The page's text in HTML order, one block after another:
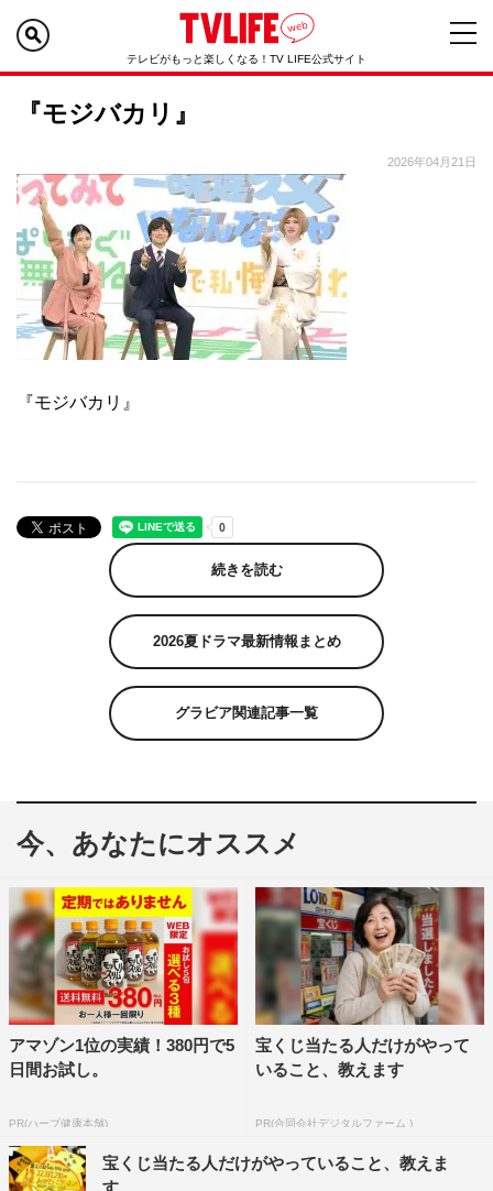
テレビがもっと楽しくなる！TV LIFE公式サイト
『モジバカリ』
2026年04月21日
『モジバカリ』
続きを読む
2026夏ドラマ最新情報まとめ
グラビア関連記事一覧
今、あなたにオススメ
アマゾン1位の実績！380円で5
日間お試し。
PR(ハーブ健康本舗)
宝くじ当たる人だけがやって
いること、教えます
PR(合同会社デジタルファーム )
宝くじ当たる人だけがやっていること、教えま
す